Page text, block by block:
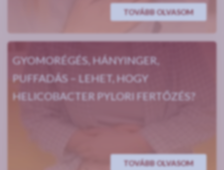
TOVÁBB OLVASOM
GYOMORÉGÉS, HÁNYINGER,
PUFFADÁS – LEHET, HOGY
HELICOBACTER PYLORI FERTŐZÉS?
TOVÁBB OLVASOM